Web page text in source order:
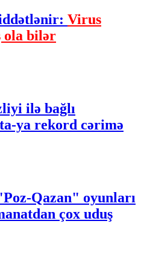
Virus
ola bilər
ilə bağlı
ya rekord cərimə
Qazan" oyunları
çox uduş